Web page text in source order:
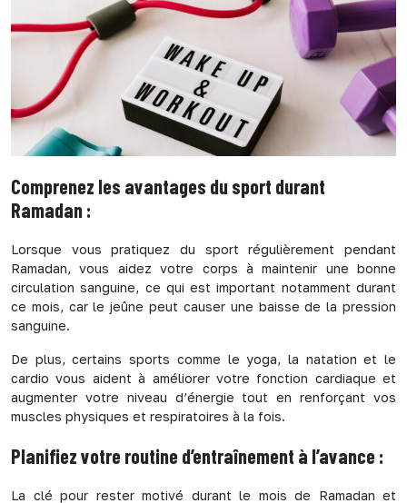
Comprenez les avantages du sport durant
Ramadan :
Lorsque vous pratiquez du sport régulièrement pendant
Ramadan, vous aidez votre corps à maintenir une bonne
circulation sanguine, ce qui est important notamment durant
ce mois, car le jeûne peut causer une baisse de la pression
sanguine.
De plus, certains sports comme le yoga, la natation et le
cardio vous aident à améliorer votre fonction cardiaque et
augmenter votre niveau d’énergie tout en renforçant vos
muscles physiques et respiratoires à la fois.
Planifiez votre routine d’entraînement à l’avance :
La clé pour rester motivé durant le mois de Ramadan et